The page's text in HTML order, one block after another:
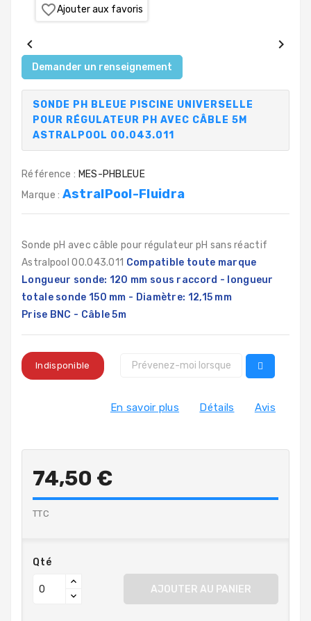
COLLECTIVITÉS,
CAMPINGS,
HÔTELS
SAUNA-
 
favorite_borderAjouter aux favoris
Demander un renseignement
SONDE PH BLEUE PISCINE UNIVERSELLE
POUR RÉGULATEUR PH AVEC CÂBLE 5M
ASTRALPOOL 00.043.011
Référence : MES-PHBLEUE
Marque : AstralPool-Fluidra
Sonde pH avec câble pour régulateur pH sans réactif
Astralpool 00.043.011 Compatible toute marque
Longueur sonde: 120 mm sous raccord - longueur
totale sonde 150 mm - Diamètre: 12,15 mm
Prise BNC - Câble 5m
Indisponible
En savoir plus Détails Avis
74,50 €
TTC
Qté
AJOUTER AU PANIER